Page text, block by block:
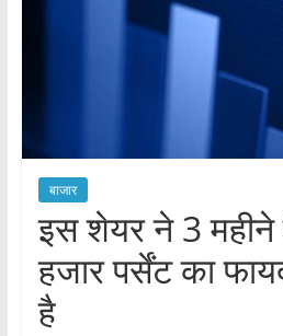
बाजार
इस शेयर ने 3 महीने
हजार पर्सेंट का
है